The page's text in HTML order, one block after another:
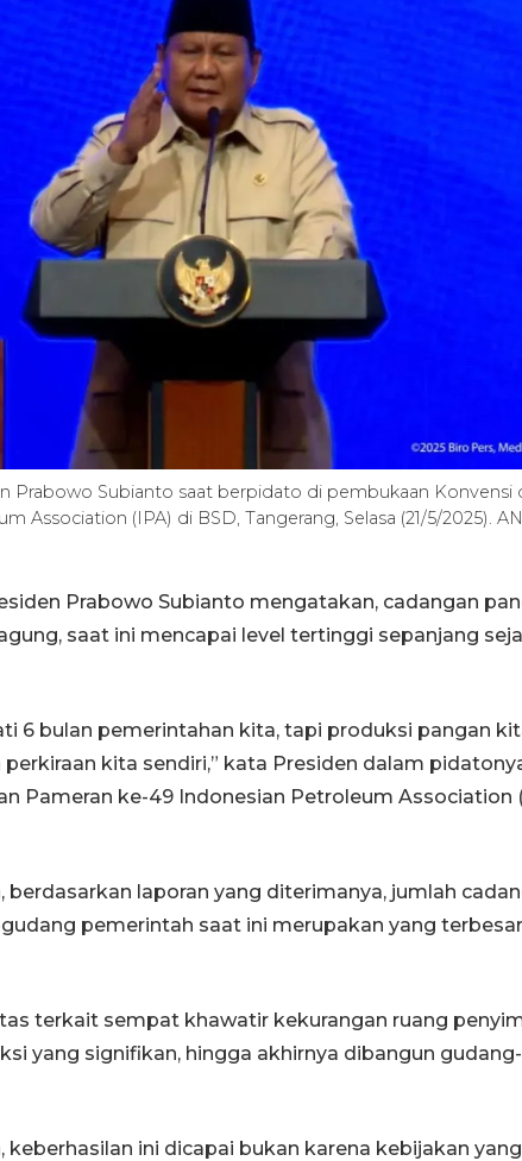
Prabowo Subianto saat berpidato di pembukaan Konvensi
Association (IPA) di BSD, Tangerang, Selasa (21/5/2025).
Prabowo Subianto mengatakan, cadangan
saat ini mencapai level tertinggi sepanjang
6 bulan pemerintahan kita, tapi produksi pangan
kita sendiri,” kata Presiden dalam
Pameran ke-49 Indonesian Petroleum Association
laporan yang diterimanya, jumlah
pemerintah saat ini merupakan yang
terkait sempat khawatir kekurangan ruang
yang signifikan, hingga akhirnya dibangun
keberhasilan ini dicapai bukan karena kebijakan